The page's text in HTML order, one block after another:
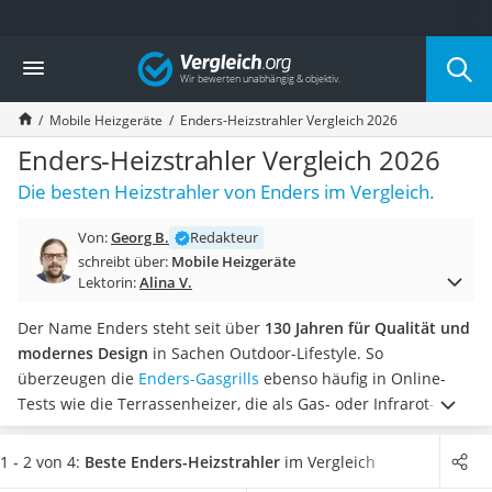
Die beliebtesten Vergleiche nach Kategorie
Baumarkt
Tresor feuerfest
Makita-Akku-Rasenmäher
Kappsäge
Smartes Türschloss
Akku-Rasentrimmer
Feuchtigkeitsmessgerät
Split-Klimaanlage 2 Innengeräte
Pelletofen
Tiefbrunnenpumpe
Fliesenschneider
Hochdruckreiniger
Doppelschleifer
Überwachungskamera
Benzinrasenmäher mit Elektrostart
Vergleich
Mobile Heizgeräte Enders-Heizstrahler Vergleich 2026
Enders-Heizstrahler Vergleich 2026
Die besten Heizstrahler von Enders im Vergleich.
Von:Georg B.
Redakteur
schreibt über: Mobile Heizgeräte
Lektorin:Alina V.
Der Name Enders steht seit über 130 Jahren für Qualität und
modernes Design in Sachen Outdoor-Lifestyle. So
überzeugen die Enders-Gasgrills ebenso häufig in Online-
Tests wie die Terrassenheizer, die als Gas- oder Infrarot-
Variante erhältlich sind.Infrarot-Strahlerverbrauchen
weniger Energieund haben den Vorteil, zielgerichteter
1 - 2 von 4: Beste Enders-Heizstrahler im Vergleich